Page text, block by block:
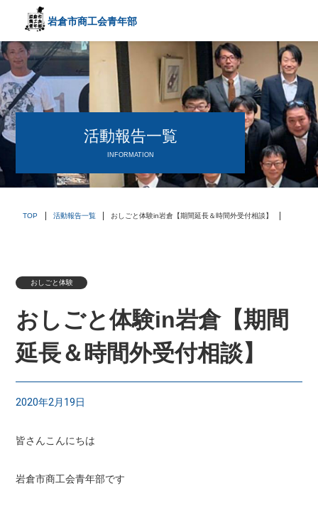
岩倉市商工会青年部
〒482－0042
愛知県岩倉市中本町西出口31-1
TEL:0587-66-3400
FAX:0587-66-3417
頑張る中小企業を応援します！
活動報告一覧
INFORMATION
TOP 活動報告一覧 おしごと体験in岩倉【期間延長＆時間外受付相談】
おしごと体験
おしごと体験in岩倉【期間
延長＆時間外受付相談】
2020年2月19日
皆さんこんにちは
岩倉市商工会青年部です